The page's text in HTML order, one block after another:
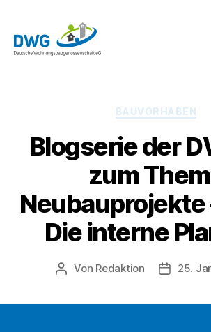
Kategorien
BAUVORHABEN
Blogserie der
zum
Neubauprojekte
Die interne
Beitragsautor
Von Redaktion 25.